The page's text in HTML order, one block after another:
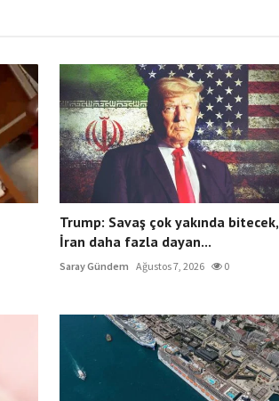
Trump: Savaş çok yakında bitecek,
İran daha fazla dayan...
Saray Gündem Ağustos 7, 2026 0